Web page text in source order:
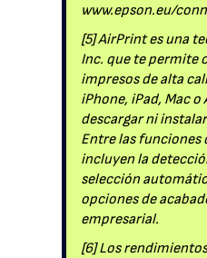
www.epson.eu/
[5] AirPrint es una
Inc. que te permite
impresos de alta
iPhone, iPad, Mac o
descargar ni
Entre las funciones
incluyen la
selección
opciones de
empresarial.
[6] Los